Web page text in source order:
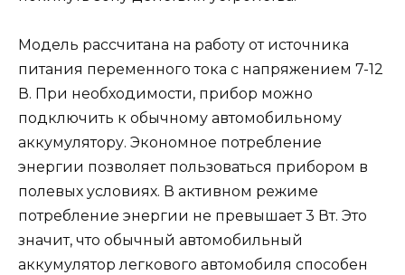
Модель рассчитана на работу от источника
питания переменного тока с напряжением 7-12
В. При необходимости, прибор можно
подключить к обычному автомобильному
аккумулятору. Экономное потребление
энергии позволяет пользоваться прибором в
полевых условиях. В активном режиме
потребление энергии не превышает 3 Вт. Это
значит, что обычный автомобильный
аккумулятор легкового автомобиля способен